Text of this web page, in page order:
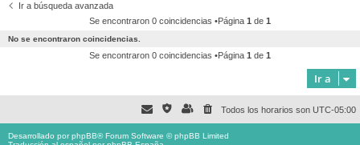
Ir a búsqueda avanzada
Se encontraron 0 coincidencias •Página 1 de 1
No se encontraron coincidencias.
Se encontraron 0 coincidencias •Página 1 de 1
Ir a
Todos los horarios son UTC-05:00
Desarrollado porphpBB® Forum Software © phpBB Limited